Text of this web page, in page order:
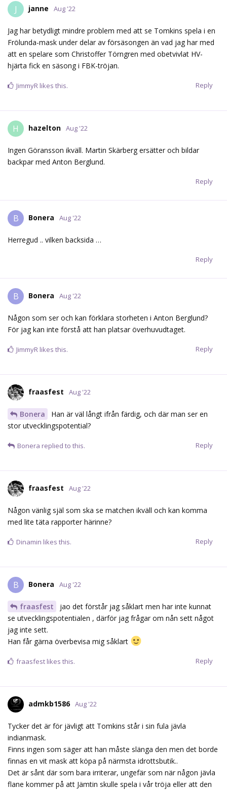
J janne Aug '22
Jag har betydligt mindre problem med att se Tomkins spela i en
Frölunda-mask under delar av försäsongen än vad jag har med
att en spelare som Christoffer Törngren med obetvivlat HV-
hjärta fick en säsong i FBK-tröjan.
Reply
JimmyR likes this.
H hazelton Aug '22
Ingen Göransson ikväll. Martin Skärberg ersätter och bildar
backpar med Anton Berglund.
Reply
B Bonera Aug '22
Herregud .. vilken backsida …
Reply
B Bonera Aug '22
Någon som ser och kan förklara storheten i Anton Berglund?
För jag kan inte förstå att han platsar överhuvudtaget.
Reply
JimmyR likes this.
fraasfest Aug '22
Bonera
Han är väl långt ifrån färdig, och där man ser en
stor utvecklingspotential?
Reply
Bonera replied to this.
fraasfest Aug '22
Någon vänlig själ som ska se matchen ikväll och kan komma
med lite täta rapporter härinne?
Reply
Dinamin likes this.
B Bonera Aug '22
fraasfest
jao det förstår jag såklart men har inte kunnat
se utvecklingspotentialen , därför jag frågar om nån sett något
jag inte sett.
Han får gärna överbevisa mig såklart
Reply
fraasfest likes this.
admkb1586 Aug '22
Tycker det är för jävligt att Tomkins står i sin fula jävla
indianmask.
Finns ingen som säger att han måste slänga den men det borde
finnas en vit mask att köpa på närmsta idrottsbutik..
Det är sånt där som bara irriterar, ungefär som när någon jävla
flane kommer på att Jämtin skulle spela i vår tröja eller att den